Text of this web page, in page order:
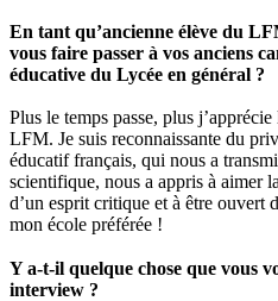
En tant qu’ancienne élève du
vous faire passer à vos anciens
éducative du Lycée en général ?
Plus le temps passe, plus
LFM. Je suis reconnaissante du
éducatif français, qui nous a
scientifique, nous a appris à aimer
d’un esprit critique et à être ouvert
mon école préférée !
Y a-t-il quelque chose que vous
interview ?